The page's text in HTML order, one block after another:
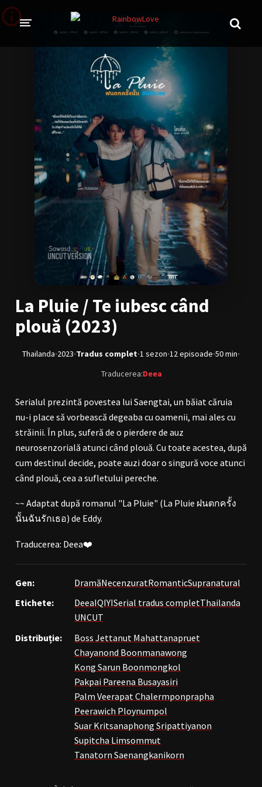
PROIECTE
TRADUSE COMPLET GL (Girls' Love)
ANIME FILME
EMISIUNI
COLECȚII LGBTQ
BL Thailanda BL Coreea de Sud
BL Taiwan
Bromance / BL China
BL Philipine
RECOMANDĂRI PROIECTE
ALĂTURĂ-TE
Înregistrează-te Autentificare
Contul meu Ieși
La Pluie / Te iubesc când
plouă (2023)
Thailanda·2023·Tradus complet·1 sezon·12 episoade·50 min·
Traducerea:Deea
Serialul prezintă povestea lui Saengtai, un băiat căruia
nu-i place să vorbească degeaba cu oamenii, mai ales cu
străinii. În plus, suferă de o pierdere de auz
neurosenzorială atunci când plouă. Cu toate acestea, după
cum destinul decide, poate auzi doar o singură voce atunci
când plouă, cea a sufletului pereche.
~~ Adaptat după romanul "La Pluie" (La Pluie ฝนตกครั้ง
นั้นฉันรักเธอ) de Eddy.
Traducerea: Deea❤️
Gen: DramăNecenzuratRomanticSupranatural
Etichete:
DeeaIQIYISerial tradus completThailanda
UNCUT
Distribuție:
Boss Jettanut Mahattanapruet
Chayanond Boonmanawong
Kong Sarun Boonmongkol
Pakpai Pareena Busayasiri
Palm Veerapat Chalermponprapha
Peerawich Ploynumpol
Suar Kritsanaphong Sripattiyanon
Supitcha Limsommut
Tanatorn Saenangkanikorn